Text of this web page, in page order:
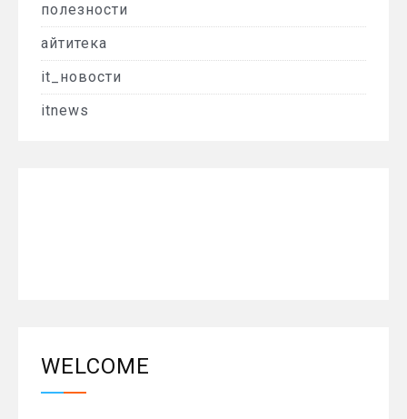
полезности
айтитека
it_новости
itnews
WELCOME